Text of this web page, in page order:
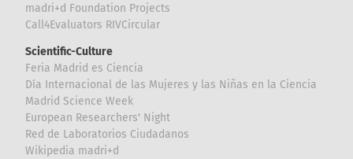
madri+d Foundation Projects
Call4Evaluators RIVCircular
Scientific-Culture
Feria Madrid es Ciencia
Día Internacional de las Mujeres y las Niñas en la Ciencia
Madrid Science Week
European Researchers' Night
Red de Laboratorios Ciudadanos
Wikipedia madri+d